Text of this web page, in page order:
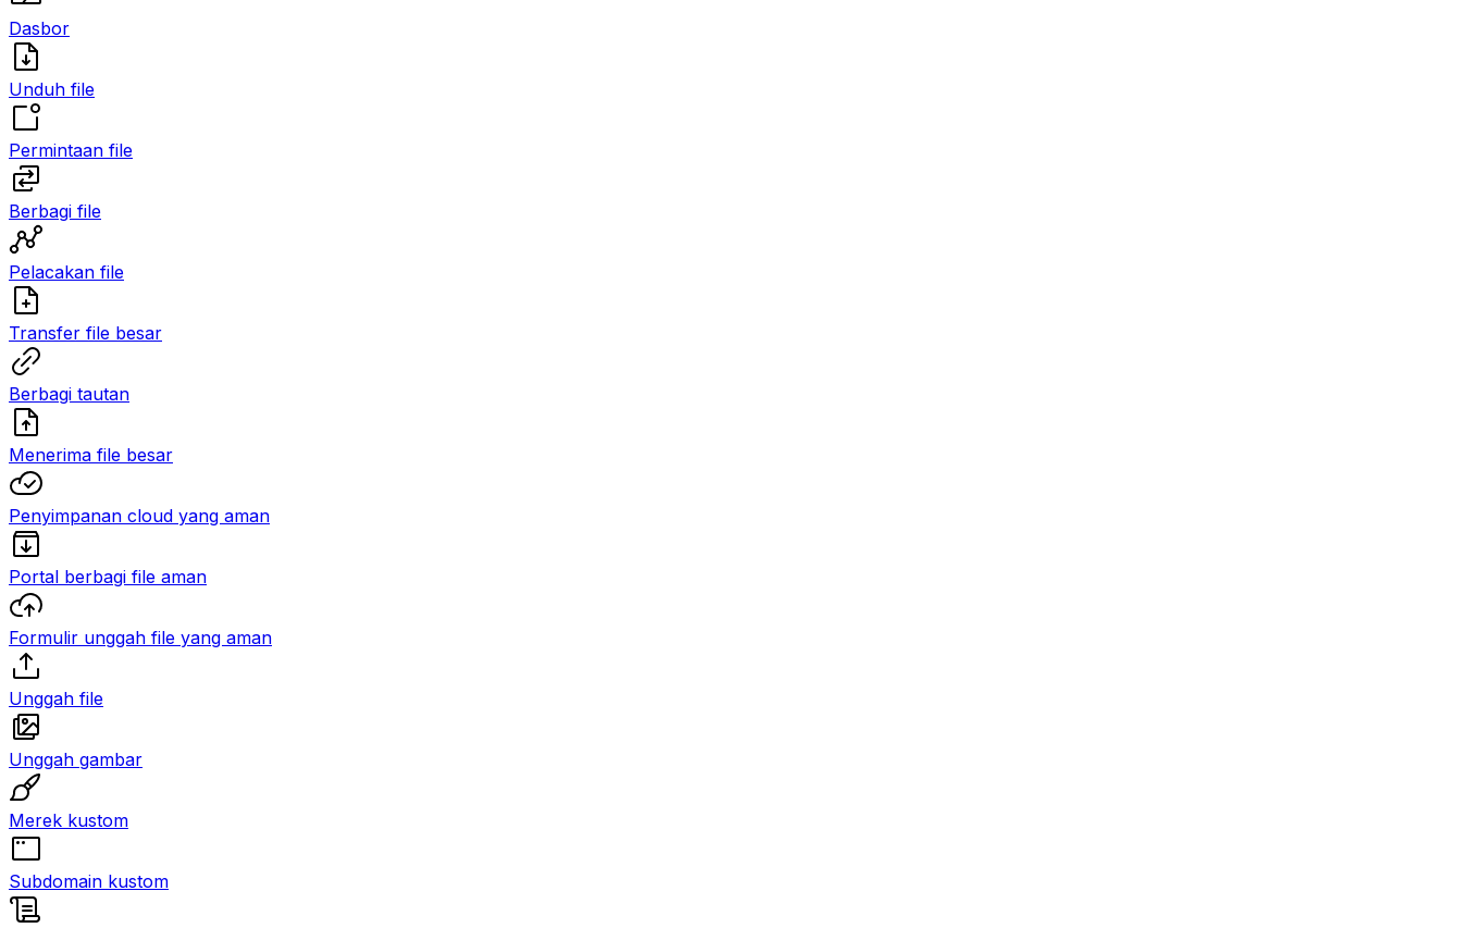
Dasbor
Unduh file
Permintaan file
Berbagi file
Pelacakan file
Transfer file besar
Berbagi tautan
Menerima file besar
Penyimpanan cloud yang aman
Portal berbagi file aman
Formulir unggah file yang aman
Unggah file
Unggah gambar
Merek kustom
Subdomain kustom